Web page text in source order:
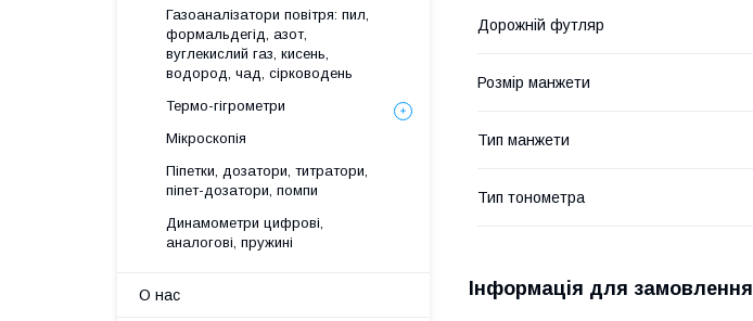
Дорожній футляр
Розмір манжети
Тип манжети
Тип тонометра
Інформація для замовлення
Газоаналізатори повітря: пил,
формальдегід, азот,
вуглекислий газ, кисень,
водород, чад, сірководень
Термо-гігрометри
Мікроскопія
Піпетки, дозатори, титратори,
піпет-дозатори, помпи
Динамометри цифрові,
аналогові, пружині
О нас